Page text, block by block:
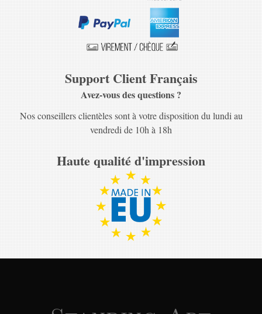
Support Client Français
Avez-vous des questions ?
Nos conseillers clientèles sont à votre disposition du lundi au
vendredi de 10h à 18h
Haute qualité d'impression